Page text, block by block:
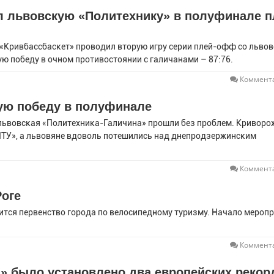
львовскую «Политехнику» в полуфинале
проводил вторую игру серии плей-офф со
победу в очном противостоянии с галичанами – 87:76.
победу в полуфинале
«Политехника-Галичина» прошли без проблем.
а львовяне вдоволь потешились над днепродзержинским
первенство города по велосипедному туризму. Начало